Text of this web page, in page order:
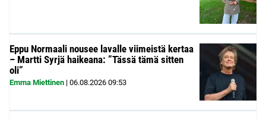
Eppu Normaali nousee lavalle viimeistä kertaa
– Martti Syrjä haikeana: ”Tässä tämä sitten
oli”
Emma Miettinen | 06.08.2026 09:53